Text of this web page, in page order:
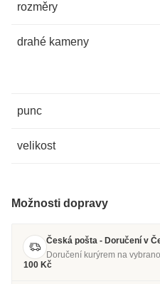
rozměry
drahé kameny
punc
velikost
Možnosti dopravy
Česká pošta - Doručení v
Doručení kurýrem na
100 Kč